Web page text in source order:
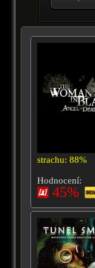
strachu: 88%
Hodnocení:
45%